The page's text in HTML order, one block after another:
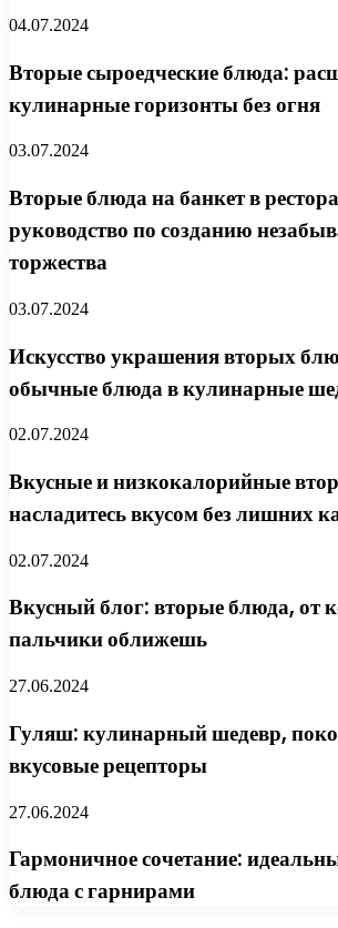
04.07.2024
Вторые сыроедческие блюда:
кулинарные горизонты без огня
03.07.2024
Вторые блюда на банкет в
руководство по созданию
торжества
03.07.2024
Искусство украшения вторых
обычные блюда в кулинарные
02.07.2024
Вкусные и низкокалорийные
насладитесь вкусом без лишних
02.07.2024
Вкусный блог: вторые блюда, от
пальчики оближешь
27.06.2024
Гуляш: кулинарный шедевр,
вкусовые рецепторы
27.06.2024
Гармоничное сочетание:
блюда с гарнирами